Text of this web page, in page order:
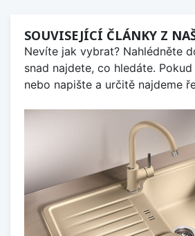
SOUVISEJÍCÍ ČLÁNKY Z
Nevíte jak vybrat? Nahlédněte
snad najdete, co hledáte.
nebo napište a určitě najdeme